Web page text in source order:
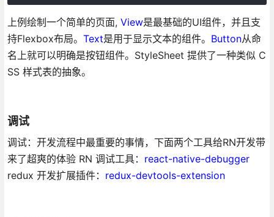
上例绘制一个简单的页面, View是最基础的UI组件，并且支
持Flexbox布局。 Text是用于显示文本的组件。 Button从命
名上就可以明确是按钮组件。StyleSheet 提供了一种类似 C
SS 样式表的抽象。
调试
调试：开发流程中最重要的事情，下面两个工具给RN开发带
来了超爽的体验 RN 调试工具： react-native-debugger
redux 开发扩展插件： redux-devtools-extension